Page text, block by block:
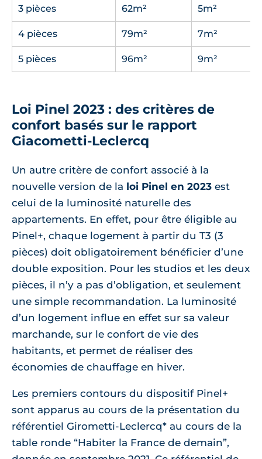
3 pièces 62m² 5m²
4 pièces 79m² 7m²
5 pièces 96m² 9m²
Loi Pinel 2023 : des critères de
confort basés sur le rapport
Giacometti-Leclercq
Un autre critère de confort associé à la
nouvelle version de la loi Pinel en 2023 est
celui de la luminosité naturelle des
appartements. En effet, pour être éligible au
Pinel+, chaque logement à partir du T3 (3
pièces) doit obligatoirement bénéficier d’une
double exposition. Pour les studios et les deux
pièces, il n’y a pas d’obligation, et seulement
une simple recommandation. La luminosité
d’un logement influe en effet sur sa valeur
marchande, sur le confort de vie des
habitants, et permet de réaliser des
économies de chauffage en hiver.
Les premiers contours du dispositif Pinel+
sont apparus au cours de la présentation du
référentiel Girometti-Leclercq* au cours de la
table ronde “Habiter la France de demain”,